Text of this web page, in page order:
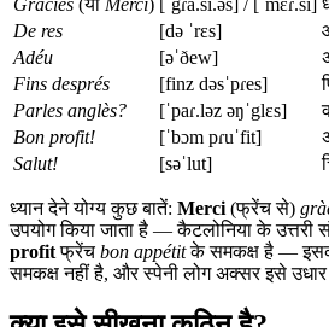
Gràcies (या Merci) [ˈgɾa.si.əs] / [ˈmɛɾ.si]
De res
[də ˈrɛs]
Adéu
[əˈðew]
Fins després
[finz dəsˈpɾes]
Parles anglès?
[ˈpaɾ.ləz əŋˈglɛs]
Bon profit!
[ˈbɔm pɾuˈfit]
Salut!
[səˈlut]
ध्यान देने योग्य कुछ बातें: Merci (फ्रेंच से)
उपयोग किया जाता है — कैटलोनिया के उत्तरी
profitफ्रेंच bon appétitके समकक्ष है —
समकक्ष नहीं है, और स्पेनी लोग अक्सर इसे